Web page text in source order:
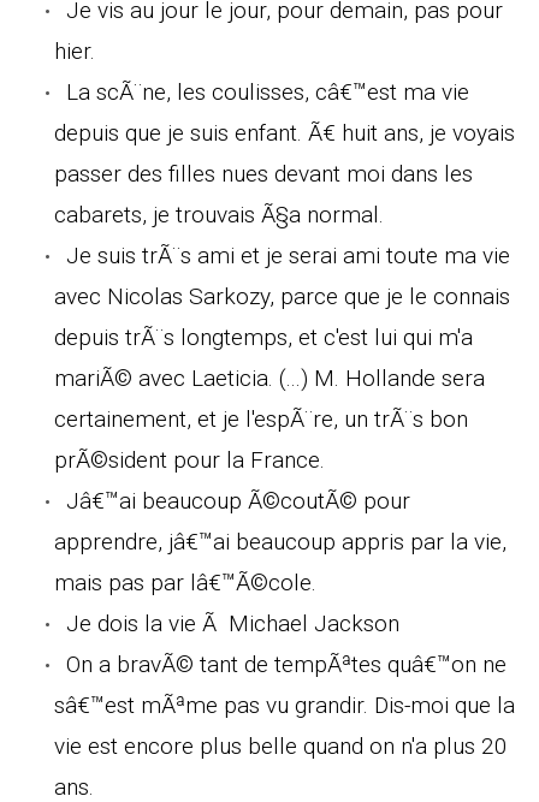
Je vis au jour le jour, pour demain, pas pour
hier.
La scÃ¨ne, les coulisses, câ€™est ma vie
depuis que je suis enfant. Ã€ huit ans, je voyais
passer des filles nues devant moi dans les
cabarets, je trouvais Ã§a normal.
Je suis trÃ¨s ami et je serai ami toute ma vie
avec Nicolas Sarkozy, parce que je le connais
depuis trÃ¨s longtemps, et c'est lui qui m'a
mariÃ© avec Laeticia. (...) M. Hollande sera
certainement, et je l'espÃ¨re, un trÃ¨s bon
prÃ©sident pour la France.
Jâ€™ai beaucoup Ã©coutÃ© pour
apprendre, jâ€™ai beaucoup appris par la vie,
mais pas par lâ€™Ã©cole.
Je dois la vie Ã Michael Jackson
On a bravÃ© tant de tempÃªtes quâ€™on ne
sâ€™est mÃªme pas vu grandir. Dis-moi que la
vie est encore plus belle quand on n'a plus 20
ans.